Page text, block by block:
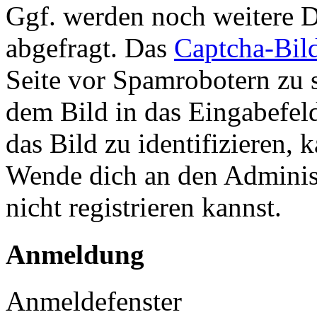
Ggf. werden noch weitere
abgefragt. Das Captcha-
Seite vor Spamrobotern
dem Bild in das
das Bild zu identifizieren,
Wende dich an den
nicht registrieren kannst.
Anmeldung
Anmeldefenster